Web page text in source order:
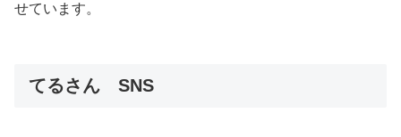
せています。
てるさん SNS